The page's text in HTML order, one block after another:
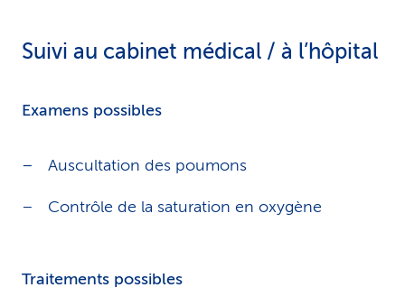
Suivi au cabinet médical / à l’hôpital
Examens possibles
Auscultation des poumons
Contrôle de la saturation en oxygène
Traitements possibles